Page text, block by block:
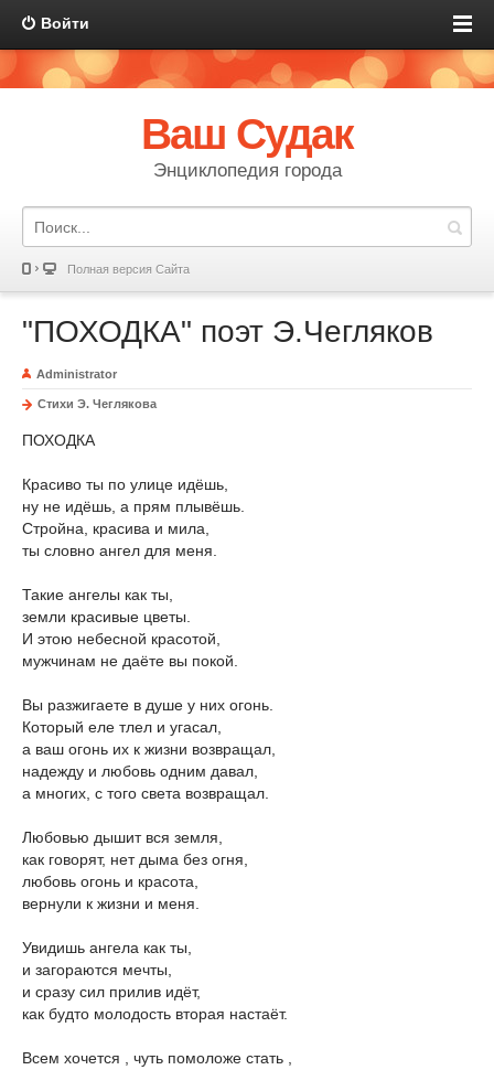
Войти
Ваш Судак
Энциклопедия города
Полная версия Сайта
"ПОХОДКА" поэт Э.Чегляков
Administrator
Стихи Э. Чеглякова
ПОХОДКА
Красиво ты по улице идёшь,
ну не идёшь, а прям плывёшь.
Стройна, красива и мила,
ты словно ангел для меня.
Такие ангелы как ты,
земли красивые цветы.
И этою небесной красотой,
мужчинам не даёте вы покой.
Вы разжигаете в душе у них огонь.
Который еле тлел и угасал,
а ваш огонь их к жизни возвращал,
надежду и любовь одним давал,
а многих, с того света возвращал.
Любовью дышит вся земля,
как говорят, нет дыма без огня,
любовь огонь и красота,
вернули к жизни и меня.
Увидишь ангела как ты,
и загораются мечты,
и сразу сил прилив идёт,
как будто молодость вторая настаёт.
Всем хочется , чуть помоложе стать ,